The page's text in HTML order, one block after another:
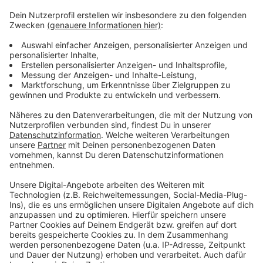
Die einen haben gefeiert, die anderen hätten gerne
etwas gefeiert und wieder andere haben sich selbst
entlassen, bevor es andere tun. Deutschland hat
gewählt - Friedrich Merz muss jetzt irgendwie eine
funktionierende Regierung auf die Beine stellen. Und
wenn wir doch eins aus den ganzen Schul- und
Kindergarten-Gruppen gelernt haben, organisieren geht
am besten mit einer WhatsApp-Gruppe.
Anzeige
Anzeige